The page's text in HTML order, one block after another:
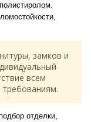
замков и
всем
требованиям.
отделки,